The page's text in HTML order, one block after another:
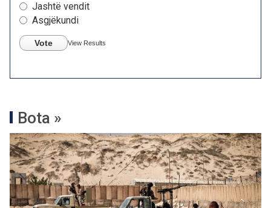
Jashtë vendit
Asgjëkundi
Vote View Results
Bota »